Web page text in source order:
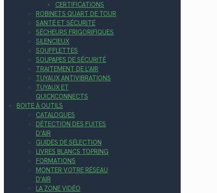
CERTIFICATIONS
ROBINETS QUART DE TOUR
SANTÉ ET SÉCURITÉ
SÉCHEURS FRIGORIFIQUES
SILENCIEUX
SOUFFLETTES
SOUPAPES DE SÉCURITÉ
TRAITEMENT DE L’AIR
TUYAUX ANTIVIBRATIONS
TUYAUX ET
QUICKCONNECTS
BOITE À OUTILS
CATALOGUES
DÉTECTION DES FUITES
D’AIR
GUIDES DE SÉLECTION
LIVRES BLANCS TOPRING
FORMATIONS
MONTER VOTRE RÉSEAU
D’AIR
LA ZONE VIDÉO